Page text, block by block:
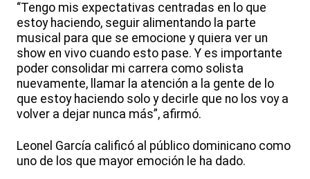
“Tengo mis expectativas centradas en lo que
estoy haciendo, seguir alimentando la parte
musical para que se emocione y quiera ver un
show en vivo cuando esto pase. Y es importante
poder consolidar mi carrera como solista
nuevamente, llamar la atención a la gente de lo
que estoy haciendo solo y decirle que no los voy a
volver a dejar nunca más”, afirmó.
Leonel García calificó al público dominicano como
uno de los que mayor emoción le ha dado.